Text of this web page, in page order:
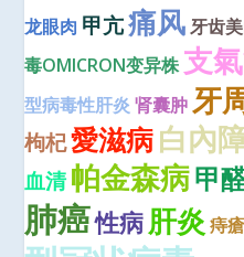
龙眼肉 甲亢痛风 牙齿
毒OMICRON变异株 支
型病毒性肝炎 肾囊肿 牙
枸杞愛滋病白內
血清帕金森病甲
肺癌性病肝炎 痔瘡